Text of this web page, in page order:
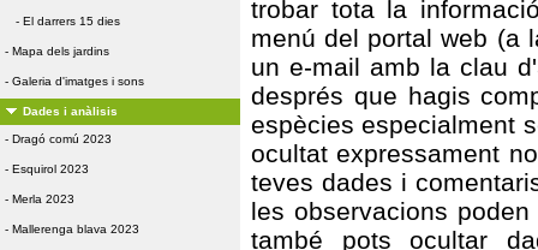
- El darrers 15 dies
- Mapa dels jardins
- Galeria d'imatges i sons
Dades i anàlisis
- Dragó comú 2023
- Esquirol 2023
- Merla 2023
- Mallerenga blava 2023
trobar tota la
menú del portal web (a
un e-mail amb la clau
després que hagis
espècies especialment
ocultat expressament
teves dades i
les observacions
també pots ocultar